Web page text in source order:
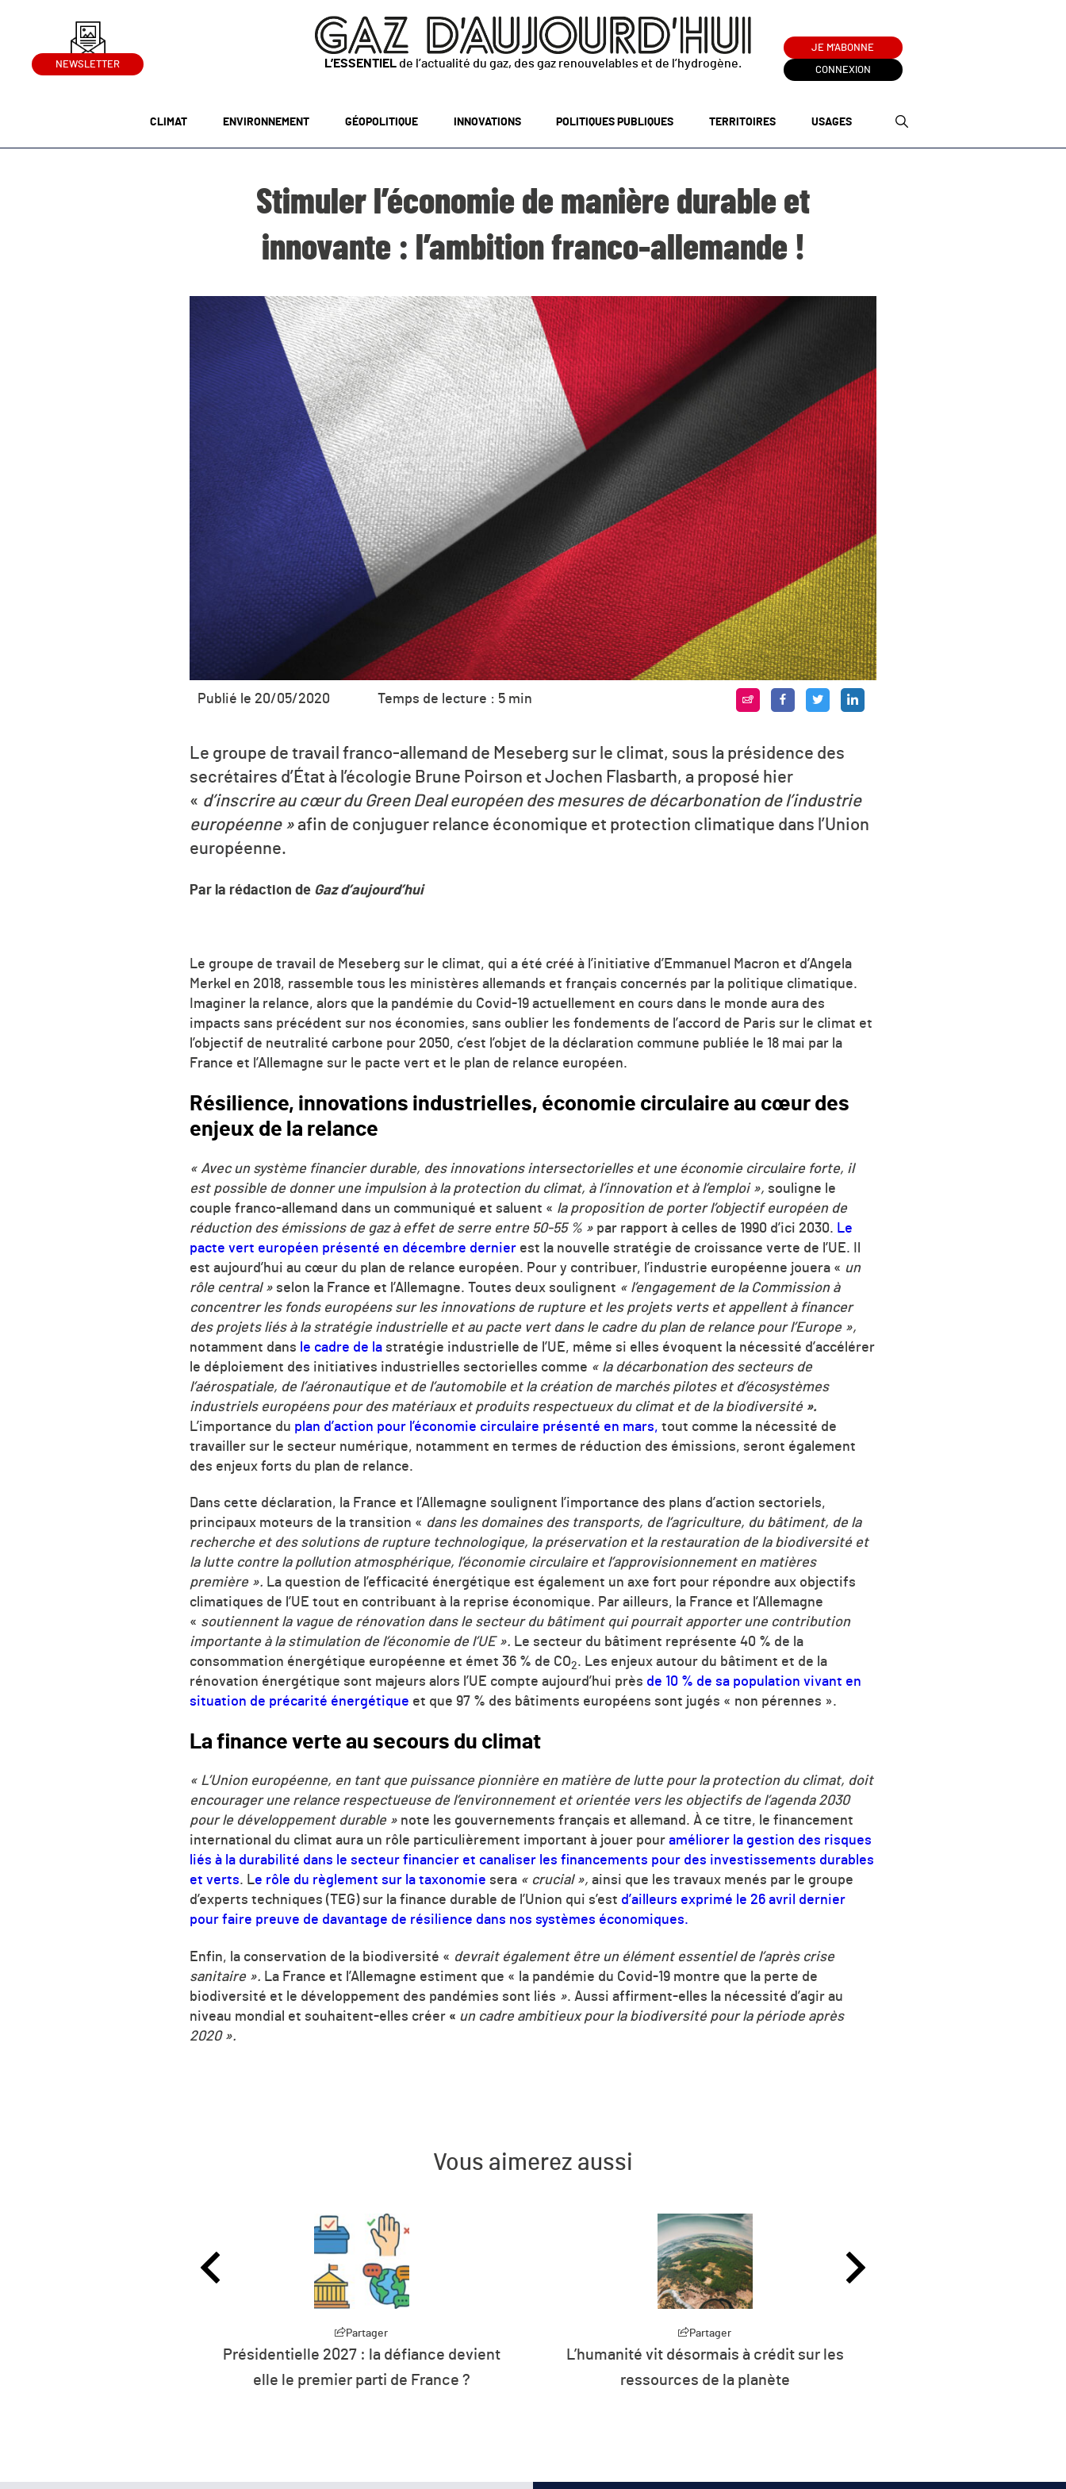
NEWSLETTER L’ESSENTIEL de l’actualité du gaz, des gaz renouvelables et de l’hydrogène.
JE M'ABONNE
CONNEXION
CLIMAT ENVIRONNEMENT GÉOPOLITIQUE INNOVATIONS POLITIQUES PUBLIQUES TERRITOIRES USAGES
Stimuler l’économie de manière durable et
innovante : l’ambition franco-allemande !
Publié le 20/05/2020 Temps de lecture : 5 min
Le groupe de travail franco-allemand de Meseberg sur le climat, sous la présidence des
secrétaires d’État à l’écologie Brune Poirson et Jochen Flasbarth, a proposé hier
« d’inscrire au cœur du Green Deal européen des mesures de décarbonation de l’industrie
européenne »afin de conjuguer relance économique et protection climatique dans l’Union
européenne.
Par la rédaction de Gaz d’aujourd’hui
Le groupe de travail de Meseberg sur le climat, qui a été créé à l’initiative d’Emmanuel Macron et d’Angela
Merkel en 2018, rassemble tous les ministères allemands et français concernés par la politique climatique.
Imaginer la relance, alors que la pandémie du Covid-19 actuellement en cours dans le monde aura des
impacts sans précédent sur nos économies, sans oublier les fondements de l’accord de Paris sur le climat et
l’objectif de neutralité carbone pour 2050, c’est l’objet de la déclaration commune publiée le 18 mai par la
France et l’Allemagne sur le pacte vert et le plan de relance européen.
Résilience, innovations industrielles, économie circulaire au cœur des
enjeux de la relance
« Avec un système financier durable, des innovations intersectorielles et une économie circulaire forte, il
est possible de donner une impulsion à la protection du climat, à l’innovation et à l’emploi », souligne le
couple franco-allemand dans un communiqué et saluent « la proposition de porter l’objectif européen de
réduction des émissions de gaz à effet de serre entre 50-55 % » par rapport à celles de 1990 d’ici 2030. Le
pacte vert européen présenté en décembre dernier est la nouvelle stratégie de croissance verte de l’UE. Il
est aujourd’hui au cœur du plan de relance européen. Pour y contribuer, l’industrie européenne jouera « un
rôle central » selon la France et l’Allemagne. Toutes deux soulignent « l’engagement de la Commission à
concentrer les fonds européens sur les innovations de rupture et les projets verts et appellent à financer
des projets liés à la stratégie industrielle et au pacte vert dans le cadre du plan de relance pour l’Europe »,
notamment dans le cadre de la stratégie industrielle de l’UE, même si elles évoquent la nécessité d’accélérer
le déploiement des initiatives industrielles sectorielles comme « la décarbonation des secteurs de
l’aérospatiale, de l’aéronautique et de l’automobile et la création de marchés pilotes et d’écosystèmes
industriels européens pour des matériaux et produits respectueux du climat et de la biodiversité ».
L’importance du plan d’action pour l’économie circulaire présenté en mars, tout comme la nécessité de
travailler sur le secteur numérique, notamment en termes de réduction des émissions, seront également
des enjeux forts du plan de relance.
Dans cette déclaration, la France et l’Allemagne soulignent l’importance des plans d’action sectoriels,
principaux moteurs de la transition « dans les domaines des transports, de l’agriculture, du bâtiment, de la
recherche et des solutions de rupture technologique, la préservation et la restauration de la biodiversité et
la lutte contre la pollution atmosphérique, l’économie circulaire et l’approvisionnement en matières
première ». La question de l’efficacité énergétique est également un axe fort pour répondre aux objectifs
climatiques de l’UE tout en contribuant à la reprise économique. Par ailleurs, la France et l’Allemagne
« soutiennent la vague de rénovation dans le secteur du bâtiment qui pourrait apporter une contribution
importante à la stimulation de l’économie de l’UE ». Le secteur du bâtiment représente 40 % de la
consommation énergétique européenne et émet 36 % de CO2. Les enjeux autour du bâtiment et de la
rénovation énergétique sont majeurs alors l’UE compte aujourd’hui près de 10 % de sa population vivant en
situation de précarité énergétique et que 97 % des bâtiments européens sont jugés « non pérennes ».
La finance verte au secours du climat
« L’Union européenne, en tant que puissance pionnière en matière de lutte pour la protection du climat, doit
encourager une relance respectueuse de l’environnement et orientée vers les objectifs de l’agenda 2030
pour le développement durable » note les gouvernements français et allemand. À ce titre, le financement
international du climat aura un rôle particulièrement important à jouer pour améliorer la gestion des risques
liés à la durabilité dans le secteur financier et canaliser les financements pour des investissements durables
et verts. Le rôle du règlement sur la taxonomie sera « crucial », ainsi que les travaux menés par le groupe
d’experts techniques (TEG) sur la finance durable de l’Union qui s’est d’ailleurs exprimé le 26 avril dernier
pour faire preuve de davantage de résilience dans nos systèmes économiques.
Enfin, la conservation de la biodiversité « devrait également être un élément essentiel de l’après crise
sanitaire ». La France et l’Allemagne estiment que « la pandémie du Covid-19 montre que la perte de
biodiversité et le développement des pandémies sont liés ». Aussi affirment-elles la nécessité d’agir au
niveau mondial et souhaitent-elles créer « un cadre ambitieux pour la biodiversité pour la période après
2020 ».
Vous aimerez aussi
Présidentielle 2027 : la défiance devient
elle le premier parti de France ?
L’humanité vit désormais à crédit sur les
ressources de la planète
Partager
Plus de 26 % de la consommation